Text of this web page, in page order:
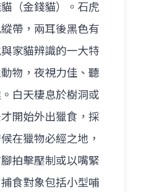
（金錢貓）。石虎
帶，兩耳後黑色有
家貓辨識的一大特
物，夜視力佳、聽
白天棲息於樹洞或
開始外出獵食，採
在獵物必經之地，
拍擊壓制或以嘴緊
食對象包括小型哺